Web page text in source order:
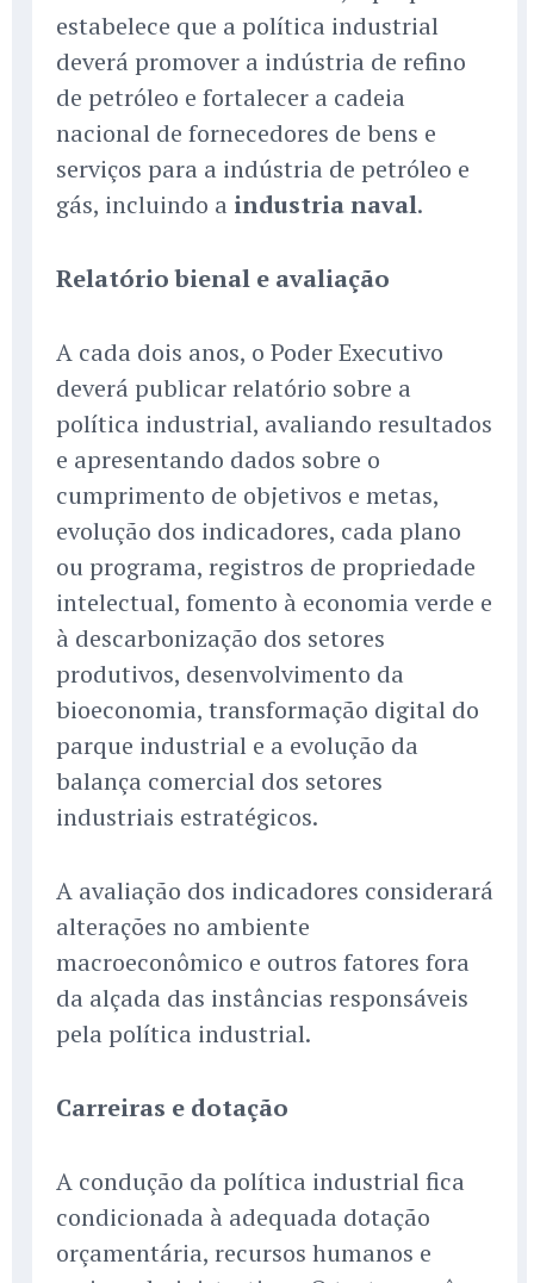
estabelece que a política industrial
deverá promover a indústria de refino
de petróleo e fortalecer a cadeia
nacional de fornecedores de bens e
serviços para a indústria de petróleo e
gás, incluindo a industria naval.
Relatório bienal e avaliação
A cada dois anos, o Poder Executivo
deverá publicar relatório sobre a
política industrial, avaliando resultados
e apresentando dados sobre o
cumprimento de objetivos e metas,
evolução dos indicadores, cada plano
ou programa, registros de propriedade
intelectual, fomento à economia verde e
à descarbonização dos setores
produtivos, desenvolvimento da
bioeconomia, transformação digital do
parque industrial e a evolução da
balança comercial dos setores
industriais estratégicos.
A avaliação dos indicadores considerará
alterações no ambiente
macroeconômico e outros fatores fora
da alçada das instâncias responsáveis
pela política industrial.
Carreiras e dotação
A condução da política industrial fica
condicionada à adequada dotação
orçamentária, recursos humanos e